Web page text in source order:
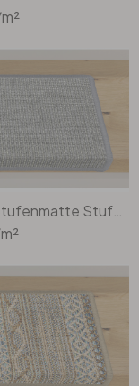
Jasper Stufenmatte Stufenmatte Rechteckig Wunschmass in Grey